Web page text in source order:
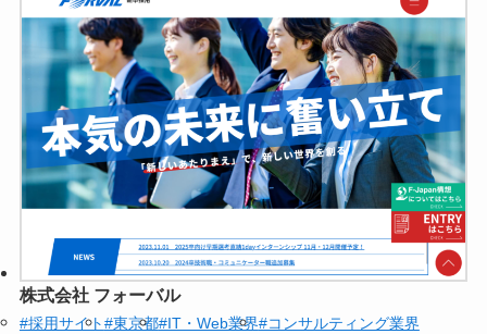
株式会社 フォーバル
#採用サイト#東京都#IT・Web業界#コンサルティング業界